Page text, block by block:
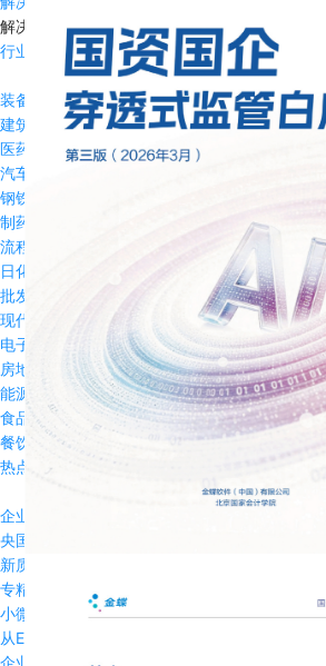
解决方案
行业方案
装备制造
建筑行业
医药流通
汽车及零部件
钢铁冶金
制药行业
流程制造
日化日用品
批发与零售
现代农牧
电子半导体
房地产行业
能源与资源
食品饮料
餐饮行业
热点方案
企业出海数字化方案
央国企数字化解决方案
新质生产力解决方案
专精特新企业数字化方案
小微企业业财税一体化方案
从ERP到智能EBC
企业IPO解决方案